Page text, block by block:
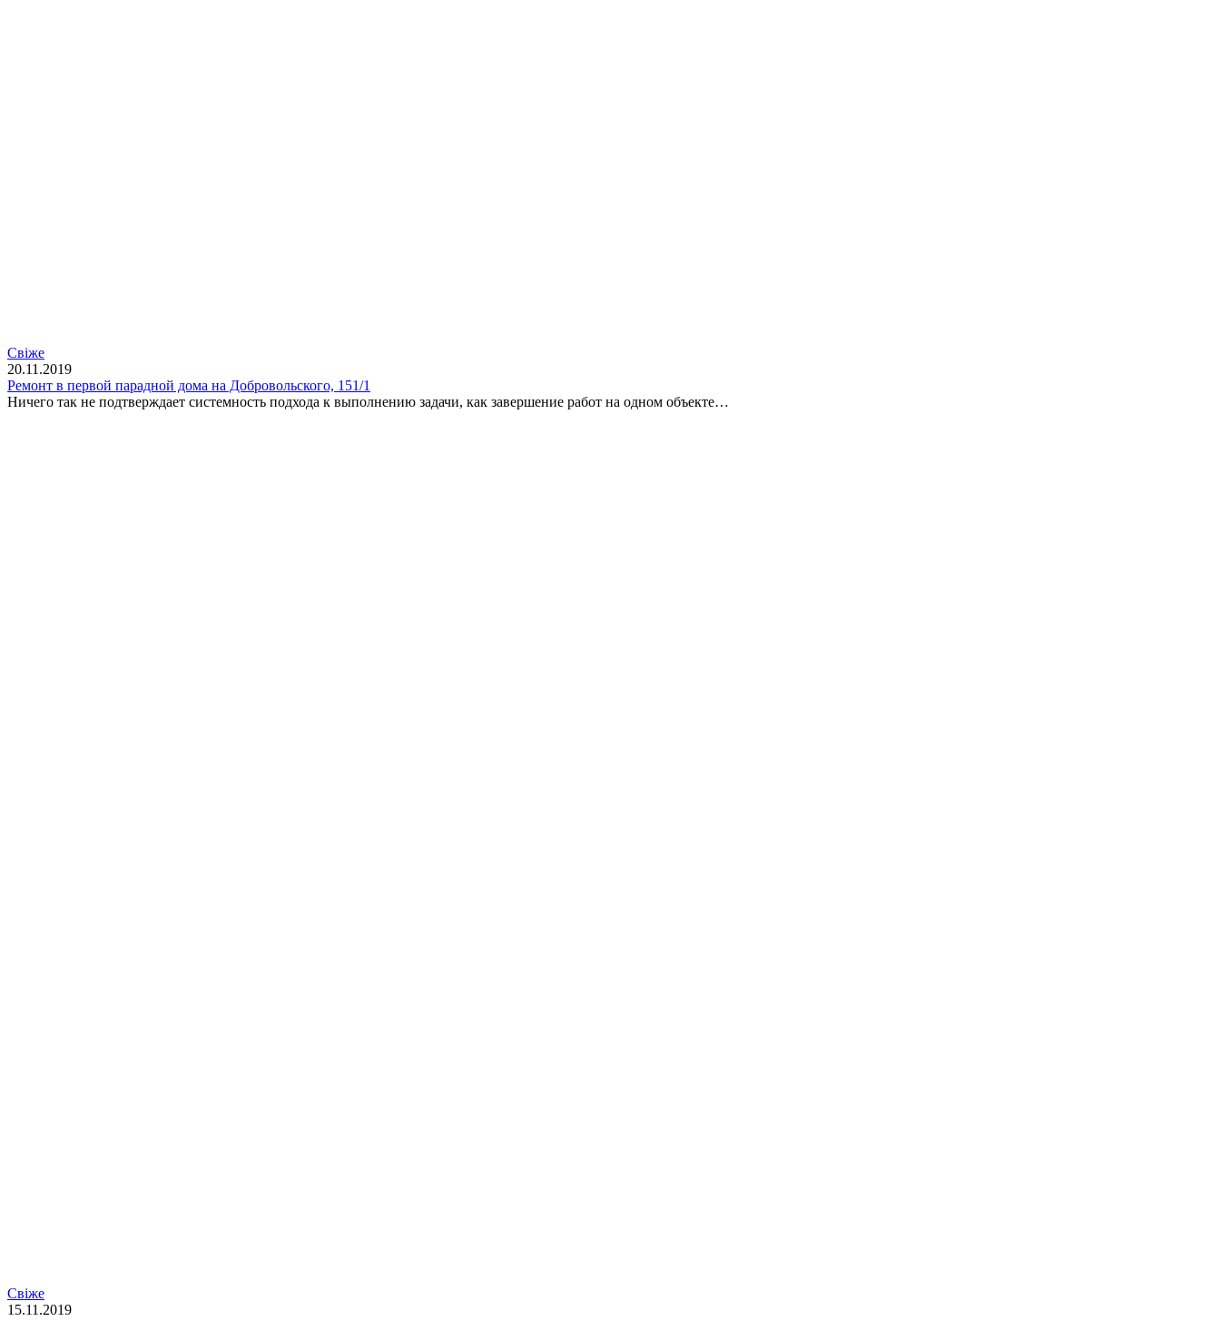
Свіже
20.11.2019
Ремонт в первой парадной дома на Добровольского, 151/1
Ничего так не подтверждает системность подхода к выполнению задачи, как завершение работ на одном объекте…
Свіже
15.11.2019